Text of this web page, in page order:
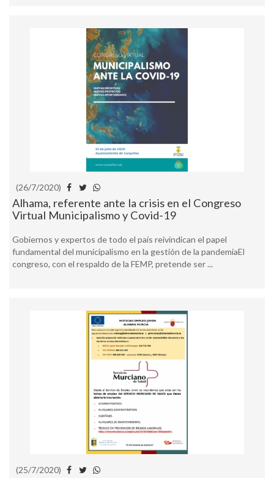
(26/7/2020)
Alhama, referente ante la crisis en el Congreso
Virtual Municipalismo y Covid-19
Gobiernos y expertos de todo el país reivindican el papel
fundamental del municipalismo en la gestión de la pandemiaEl
congreso, con el respaldo de la FEMP, pretende ser ...
(25/7/2020)